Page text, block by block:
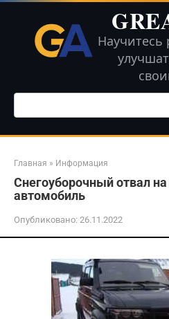
Перейти
контенту
Научитесь
Поиск:
Главная » Информация
Снегоуборочный отвал
автомобиль
Опубликовано: 26.11.2022